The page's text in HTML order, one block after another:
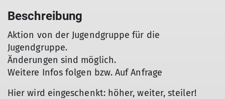
Beschreibung
Aktion von der Jugendgruppe für die
Jugendgruppe.
Änderungen sind möglich.
Weitere Infos folgen bzw. Auf Anfrage
Hier wird eingeschenkt: höher, weiter, steiler!